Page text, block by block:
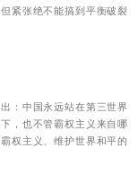
紧张绝不能搞到平衡破裂
：中国永远站在第三世界
，也不管霸权主义来自哪
权主义、维护世界和平的